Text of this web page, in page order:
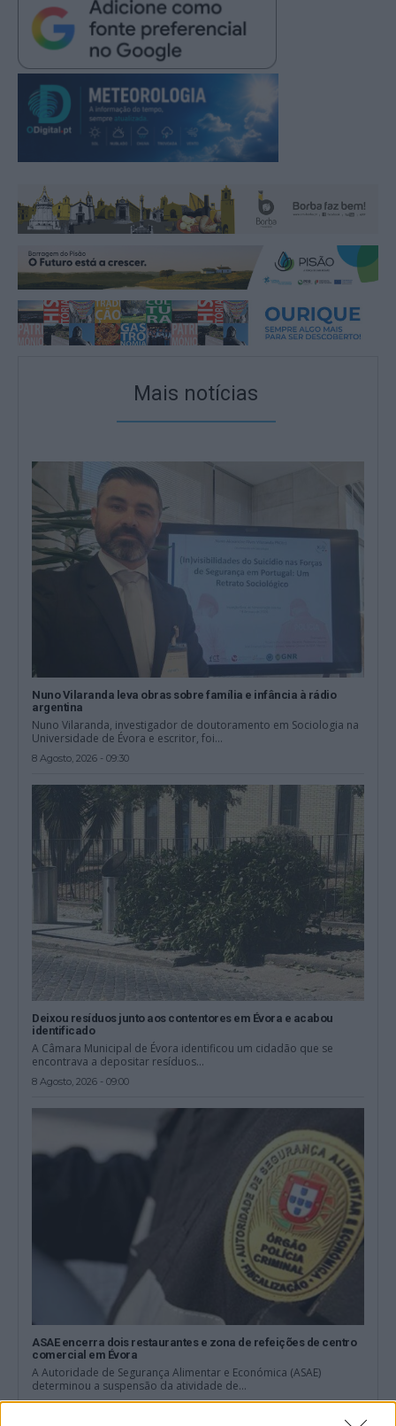
Mais notícias
Nuno Vilaranda leva obras sobre família e infância à rádio
argentina
Nuno Vilaranda, investigador de doutoramento em Sociologia na
Universidade de Évora e escritor, foi...
8 Agosto, 2026 - 09:30
Deixou resíduos junto aos contentores em Évora e acabou
identificado
A Câmara Municipal de Évora identificou um cidadão que se
encontrava a depositar resíduos...
8 Agosto, 2026 - 09:00
ASAE encerra dois restaurantes e zona de refeições de centro
comercial em Évora
A Autoridade de Segurança Alimentar e Económica (ASAE)
determinou a suspensão da atividade de...
8 Agosto, 2026 - 00:31